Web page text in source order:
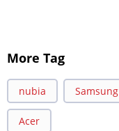
More Tag
nubia Samsung
Acer